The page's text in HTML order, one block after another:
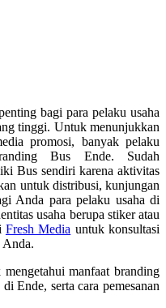
bagi para pelaku usaha
tinggi. Untuk menunjukkan
promosi, banyak pelaku
Bus Ende. Sudah
Bus sendiri karena aktivitas
untuk distribusi, kunjungan
Anda para pelaku usaha di
usaha berupa stiker atau
Fresh Media untuk konsultasi
Anda.
manfaat branding
diEnde, serta cara pemesanan